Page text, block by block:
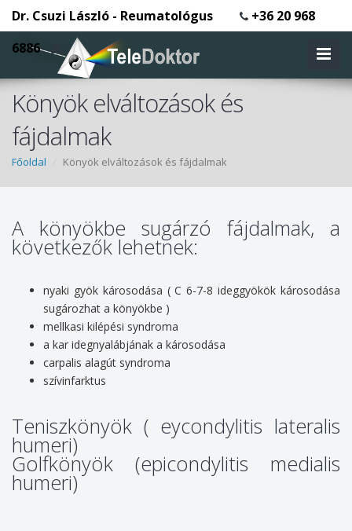
Dr. Csuzi László - Reumatológus
+36 20 968
6886
Könyök elváltozások és
fájdalmak
Főoldal Könyök elváltozások és fájdalmak
A könyökbe sugárzó fájdalmak, a
következők lehetnek:
nyaki gyök károsodása ( C 6-7-8 ideggyökök károsodása
sugározhat a könyökbe )
mellkasi kilépési syndroma
a kar idegnyalábjának a károsodása
carpalis alagút syndroma
szívinfarktus
Teniszkönyök ( eycondylitis lateralis
humeri)
Golfkönyök (epicondylitis medialis
humeri)